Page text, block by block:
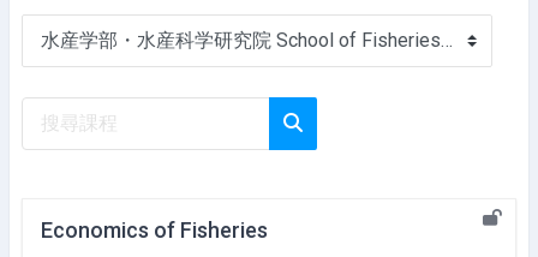
課程類別
搜尋課程
Economics of Fisheries